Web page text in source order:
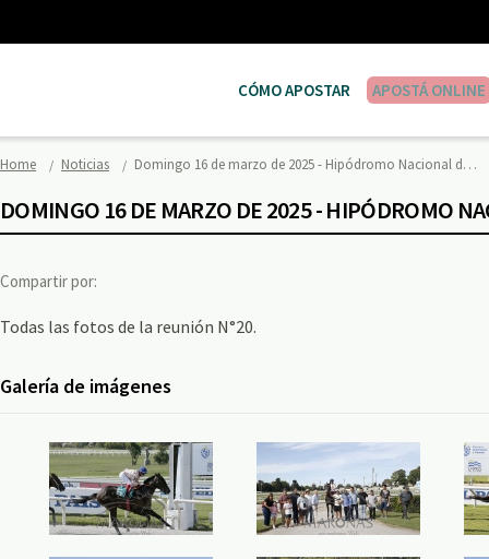
CÓMO APOSTAR APOSTÁ ONLINE
Home Noticias Domingo 16 de marzo de 2025 - Hipódromo Nacional d…
DOMINGO 16 DE MARZO DE 2025 - HIPÓDROMO
Compartir por:
Todas las fotos de la reunión N°20.
Galería de imágenes